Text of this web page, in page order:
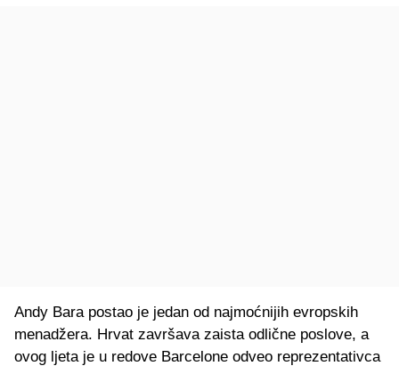
Andy Bara postao je jedan od najmoćnijih evropskih
menadžera. Hrvat završava zaista odlične poslove, a
ovog ljeta je u redove Barcelone odveo reprezentativca